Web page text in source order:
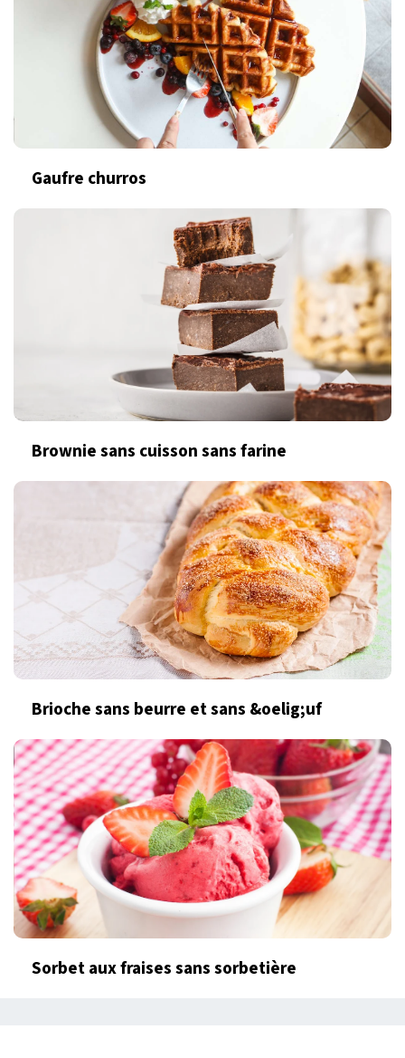
Gaufre churros
Brownie sans cuisson sans farine
Brioche sans beurre et sans &oelig;uf
Sorbet aux fraises sans sorbetière